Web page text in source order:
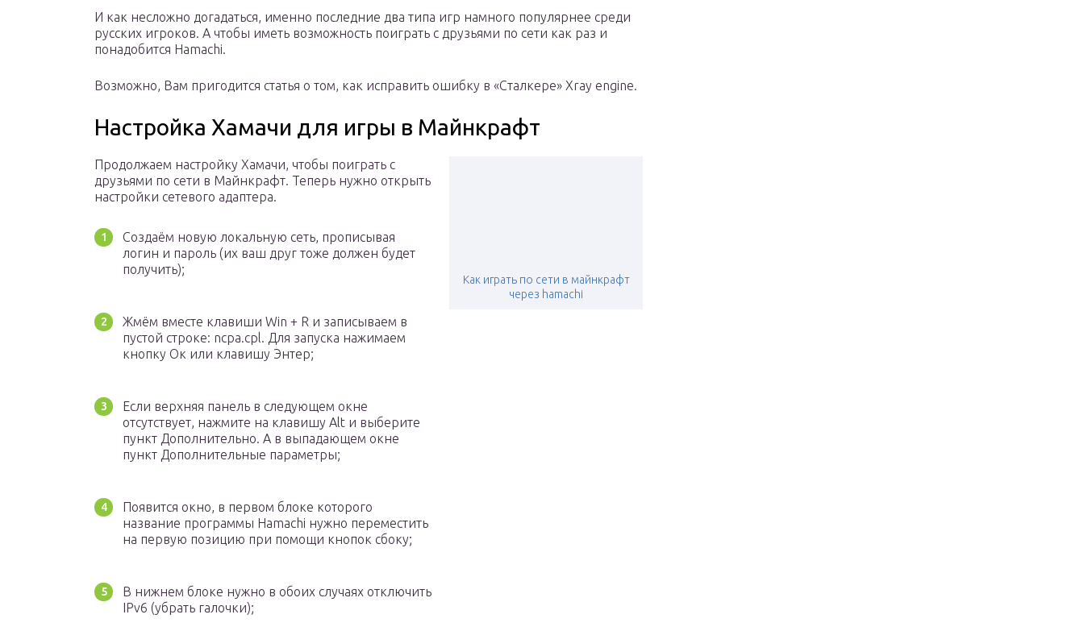
И как несложно догадаться, именно последние два типа игр намного популярнее среди
русских игроков. А чтобы иметь возможность поиграть с друзьями по сети как раз и
понадобится Hamachi.
Возможно, Вам пригодится статья о том, как исправить ошибку в «Сталкере» Xray engine.
Настройка Хамачи для игры в Майнкрафт
Как играть по сети в майнкрафт
через hamachi
Продолжаем настройку Хамачи, чтобы поиграть с
друзьями по сети в Майнкрафт. Теперь нужно открыть
настройки сетевого адаптера.
Создаём новую локальную сеть, прописывая
логин и пароль (их ваш друг тоже должен будет
получить);
Жмём вместе клавиши Win + R и записываем в
пустой строке: ncpa.cpl. Для запуска нажимаем
кнопку Ок или клавишу Энтер;
Если верхняя панель в следующем окне
отсутствует, нажмите на клавишу Alt и выберите
пункт Дополнительно. А в выпадающем окне
пункт Дополнительные параметры;
Появится окно, в первом блоке которого
название программы Hamachi нужно переместить
на первую позицию при помощи кнопок сбоку;
В нижнем блоке нужно в обоих случаях отключить
IPv6 (убрать галочки);